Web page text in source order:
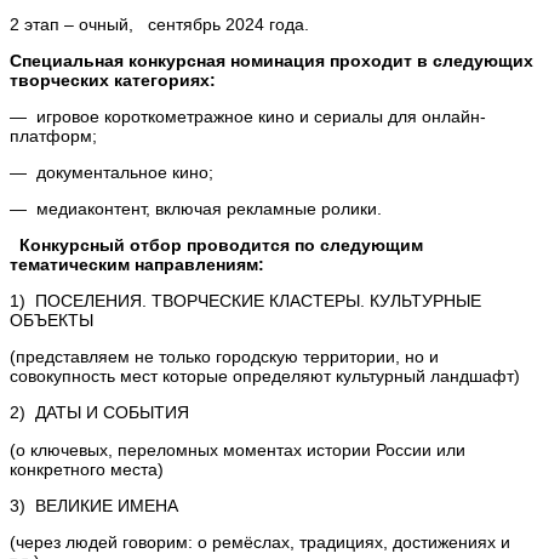
2 этап – очный, сентябрь 2024 года.
Специальная конкурсная номинация проходит в следующих
творческих категориях:
— игровое короткометражное кино и сериалы для онлайн-
платформ;
— документальное кино;
— медиаконтент, включая рекламные ролики.
Конкурсный отбор проводится по следующим
тематическим направлениям:
1) ПОСЕЛЕНИЯ. ТВОРЧЕСКИЕ КЛАСТЕРЫ. КУЛЬТУРНЫЕ
ОБЪЕКТЫ
(представляем не только городскую территории, но и
совокупность мест которые определяют культурный ландшафт)
2) ДАТЫ И СОБЫТИЯ
(о ключевых, переломных моментах истории России или
конкретного места)
3) ВЕЛИКИЕ ИМЕНА
(через людей говорим: о ремёслах, традициях, достижениях и